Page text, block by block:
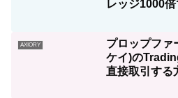
レッジ1000倍
AXIORY
プロップファ
ケイ)の
直接取引する